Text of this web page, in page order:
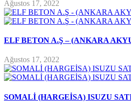
Ağustos 17, 2022
ELF BETON A.Ş – (ANKARA
Ağustos 17, 2022
SOMALİ (HARGEİSA) ISUZU